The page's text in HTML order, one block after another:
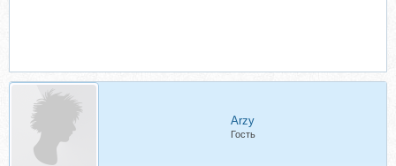
Arzy
Гость